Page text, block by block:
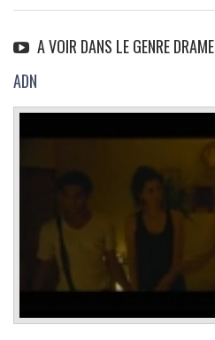
A VOIR DANS LE GENRE DRAME
ADN